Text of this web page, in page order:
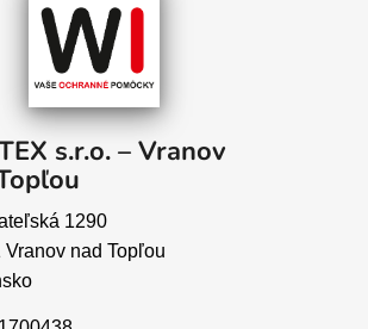
s.r.o. – Vranov
1290
Vranov nad Topľou